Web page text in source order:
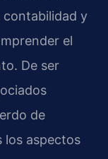
contabilidad y
el
De ser
de
los aspectos